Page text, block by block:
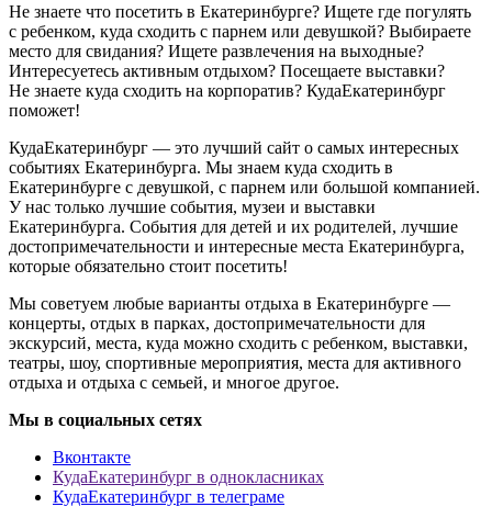
Не знаете что посетить в Екатеринбурге? Ищете где погулять
с ребенком, куда сходить с парнем или девушкой? Выбираете
место для свидания? Ищете развлечения на выходные?
Интересуетесь активным отдыхом? Посещаете выставки?
Не знаете куда сходить на корпоратив? КудаЕкатеринбург
поможет!
КудаЕкатеринбург — это лучший сайт о самых интересных
событиях Екатеринбурга. Мы знаем куда сходить в
Екатеринбурге с девушкой, с парнем или большой компанией.
У нас только лучшие события, музеи и выставки
Екатеринбурга. События для детей и их родителей, лучшие
достопримечательности и интересные места Екатеринбурга,
которые обязательно стоит посетить!
Мы советуем любые варианты отдыха в Екатеринбурге —
концерты, отдых в парках, достопримечательности для
экскурсий, места, куда можно сходить с ребенком, выставки,
театры, шоу, спортивные мероприятия, места для активного
отдыха и отдыха с семьей, и многое другое.
Мы в социальных сетях
Вконтакте
КудаЕкатеринбург в однокласниках
КудаЕкатеринбург в телеграме